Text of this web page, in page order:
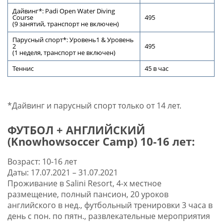
Дайвинг*: Padi Open Water Diving
Course
(9 занятий, транспорт не включен)
495
Парусный спорт*: Уровень1 & Уровень
2
(1 неделя, транспорт не включен)
495
Теннис 45 в час
*Дайвинг и парусный спорт только от 14 лет.
ФУТБОЛ + АНГЛИЙСКИЙ
(Knowhowsoccer Camp) 10-16 лет:
Возраст: 10-16 лет
Даты: 17.07.2021 – 31.07.2021
Проживание в Salini Resort, 4-х местное
размещение, полный пансион, 20 уроков
английского в нед., футбольный тренировки 3 часа в
день с пон. по пятн., развлекательные мероприятия